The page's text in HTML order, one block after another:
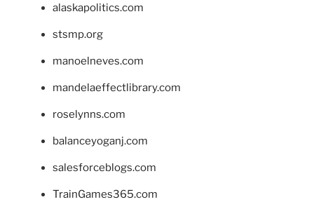
alaskapolitics.com
stsmp.org
manoelneves.com
mandelaeffectlibrary.com
roselynns.com
balanceyoganj.com
salesforceblogs.com
TrainGames365.com